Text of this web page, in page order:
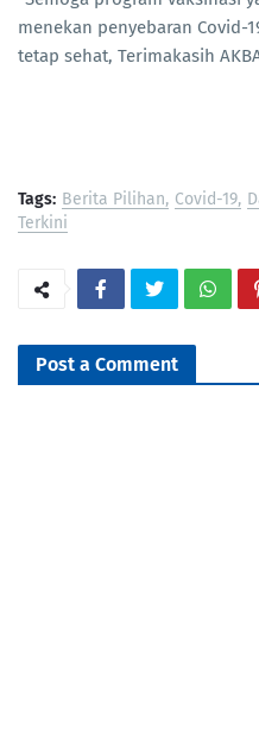
menekan penyebaran Covid-
tetap sehat, Terimakasih
Tags: Berita Pilihan Covid-19
Terkini
Post a Comment